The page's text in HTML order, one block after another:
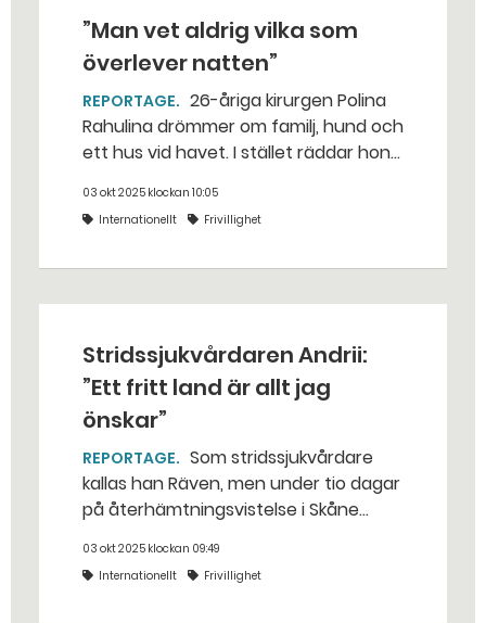
”Man vet aldrig vilka som
överlever natten”
REPORTAGE
Rahulina drömmer om familj, hund och
ett hus vid havet. I stället räddar hon
första jag gör varje morgon är att
sms:a min familj och fråga om de
03 okt 2025 klockan 10:05
Internationellt
Frivillighet
Stridssjukvårdaren Andrii:
”Ett fritt land är allt jag
önskar”
REPORTAGE
kallas han Räven, men under tio dagar
på återhämtningsvistelse i Skåne
drömmar för mig personligen. Ett fritt
03 okt 2025 klockan 09:49
Internationellt
Frivillighet